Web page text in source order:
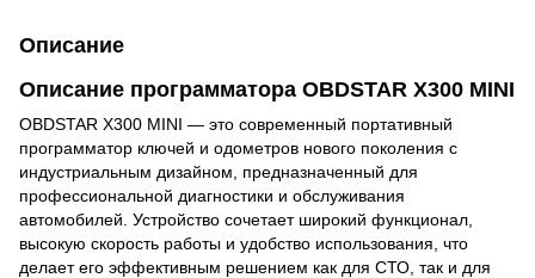
Описание
Описание программатора OBDSTAR X300 MINI
OBDSTAR X300 MINI — это современный портативный
программатор ключей и одометров нового поколения с
индустриальным дизайном, предназначенный для
профессиональной диагностики и обслуживания
автомобилей. Устройство сочетает широкий функционал,
высокую скорость работы и удобство использования, что
делает его эффективным решением как для СТО, так и для